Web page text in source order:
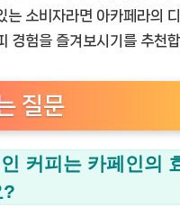
는 소비자라면 아카페라의
경험을 즐겨보시기를 추천
질문
커피는 카페인의
?